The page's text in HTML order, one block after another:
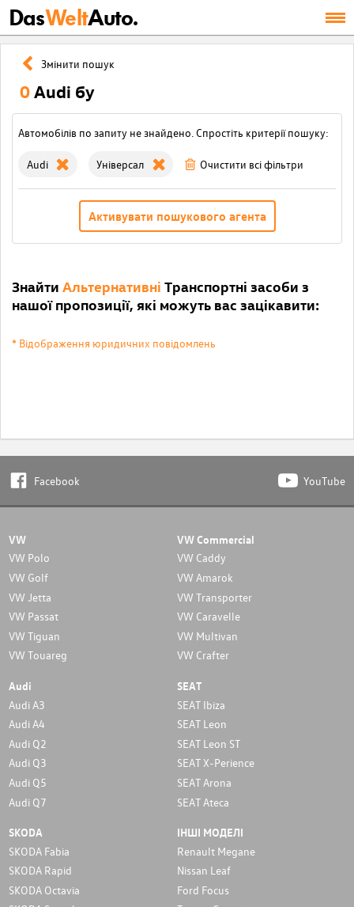
DasWeltAuto.
Змінити пошук
0Audi бу
Автомобілів по запиту не знайдено. Спростіть критерії пошуку:
Audi Універсал Очистити всі фільтри
Активувати пошукового агента
Знайти Альтернативні Транспортні засоби з
нашої пропозиції, які можуть вас зацікавити:
* Відображення юридичних повідомлень
Facebook YouTube
VW
VW Polo
VW Golf
VW Jetta
VW Passat
VW Tiguan
VW Touareg
VW Commercial
VW Caddy
VW Amarok
VW Transporter
VW Caravelle
VW Multivan
VW Crafter
Audi
Audi A3
Audi A4
Audi Q2
Audi Q3
Audi Q5
Audi Q7
SEAT
SEAT Ibiza
SEAT Leon
SEAT Leon ST
SEAT X-Perience
SEAT Arona
SEAT Ateca
SKODA
SKODA Fabia
SKODA Rapid
SKODA Octavia
ІНШІ МОДЕЛІ
Renault Megane
Nissan Leaf
Ford Focus